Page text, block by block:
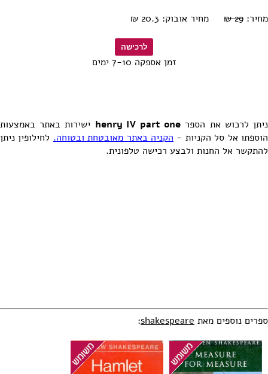
מחיר: 29 ₪ מחיר אובוק: 20.3 ₪
זמן אספקה 7-10 ימים
ניתן לרכוש את הספר henry IV part one ישירות באתר באמצעות
הוספתו אל סל הקניות - הקניה באתר מאובטחת ובטוחה.לחילופין ניתן
להתקשר אל החנות ולבצע רכישה טלפונית.
ספרים נוספים מאת shakespeare
: